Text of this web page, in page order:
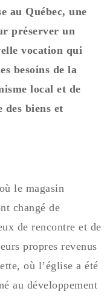
au Québec, une
préserver un
vocation qui
besoins de la
local et de
des biens et
le magasin
changé de
de rencontre et de
propres revenus
où l’église a été
au développement